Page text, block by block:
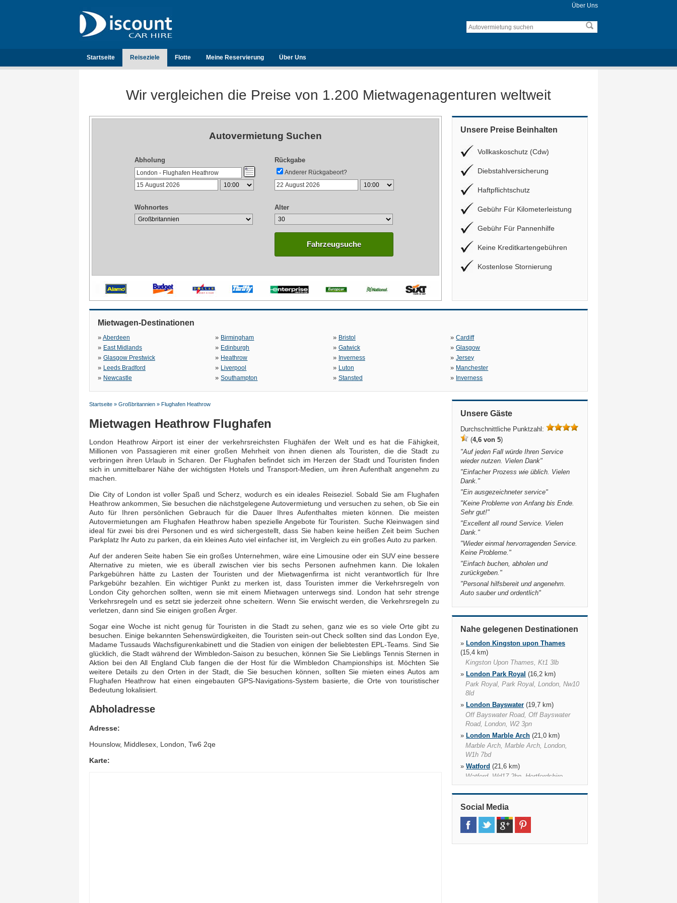
Über Uns
Startseite Reiseziele Flotte Meine Reservierung Über Uns
Wir vergleichen die Preise von 1.200 Mietwagenagenturen weltweit
Autovermietung Suchen
Abholung Rückgabe
Anderer Rückgabeort?
Wohnortes Alter
Fahrzeugsuche
Unsere Preise Beinhalten
Vollkaskoschutz (Cdw)
Diebstahlversicherung
Haftpflichtschutz
Gebühr Für Kilometerleistung
Gebühr Für Pannenhilfe
Keine Kreditkartengebühren
Kostenlose Stornierung
Mietwagen-Destinationen
» Aberdeen » Birmingham » Bristol »Cardiff
» East Midlands » Edinburgh » Gatwick »Glasgow
» Glasgow Prestwick » Heathrow » Inverness »Jersey
» Leeds Bradford » Liverpool » Luton » Manchester
» Newcastle »Southampton » Stansted » Inverness
Startseite » Großbritannien » Flughafen Heathrow
Mietwagen Heathrow Flughafen
London Heathrow Airport ist einer der verkehrsreichsten Flughäfen der Welt und es hat die Fähigkeit,
Millionen von Passagieren mit einer großen Mehrheit von ihnen dienen als Touristen, die die Stadt zu
verbringen ihren Urlaub in Scharen. Der Flughafen befindet sich im Herzen der Stadt und Touristen finden
sich in unmittelbarer Nähe der wichtigsten Hotels und Transport-Medien, um ihren Aufenthalt angenehm zu
machen.
Die City of London ist voller Spaß und Scherz, wodurch es ein ideales Reiseziel. Sobald Sie am Flughafen
Heathrow ankommen, Sie besuchen die nächstgelegene Autovermietung und versuchen zu sehen, ob Sie ein
Auto für Ihren persönlichen Gebrauch für die Dauer Ihres Aufenthaltes mieten können. Die meisten
Autovermietungen am Flughafen Heathrow haben spezielle Angebote für Touristen. Suche Kleinwagen sind
ideal für zwei bis drei Personen und es wird sichergestellt, dass Sie haben keine heißen Zeit beim Suchen
Parkplatz Ihr Auto zu parken, da ein kleines Auto viel einfacher ist, im Vergleich zu ein großes Auto zu parken.
Auf der anderen Seite haben Sie ein großes Unternehmen, wäre eine Limousine oder ein SUV eine bessere
Alternative zu mieten, wie es überall zwischen vier bis sechs Personen aufnehmen kann. Die lokalen
Parkgebühren hätte zu Lasten der Touristen und der Mietwagenfirma ist nicht verantwortlich für Ihre
Parkgebühr bezahlen. Ein wichtiger Punkt zu merken ist, dass Touristen immer die Verkehrsregeln von
London City gehorchen sollten, wenn sie mit einem Mietwagen unterwegs sind. London hat sehr strenge
Verkehrsregeln und es setzt sie jederzeit ohne scheitern. Wenn Sie erwischt werden, die Verkehrsregeln zu
verletzen, dann sind Sie einigen großen Ärger.
Sogar eine Woche ist nicht genug für Touristen in die Stadt zu sehen, ganz wie es so viele Orte gibt zu
besuchen. Einige bekannten Sehenswürdigkeiten, die Touristen sein-out Check sollten sind das London Eye,
Madame Tussauds Wachsfigurenkabinett und die Stadien von einigen der beliebtesten EPL-Teams. Sind Sie
glücklich, die Stadt während der Wimbledon-Saison zu besuchen, können Sie Sie Lieblings Tennis Sternen in
Aktion bei den All England Club fangen die der Host für die Wimbledon Championships ist. Möchten Sie
weitere Details zu den Orten in der Stadt, die Sie besuchen können, sollten Sie mieten eines Autos am
Flughafen Heathrow hat einen eingebauten GPS-Navigations-System basierte, die Orte von touristischer
Bedeutung lokalisiert.
Abholadresse
Adresse:
Hounslow, Middlesex, London, Tw6 2qe
Karte:
Unsere Gäste
Durchschnittliche Punktzahl:
(4,6 von 5)
"Auf jeden Fall würde Ihren Service
wieder nutzen. Vielen Dank"
"Einfacher Prozess wie üblich. Vielen
Dank. "
"Ein ausgezeichneter service"
"Keine Probleme von Anfang bis Ende.
Sehr gut!"
"Excellent all round Service. Vielen
Dank. "
"Wieder einmal hervorragenden Service.
Keine Probleme. "
"Einfach buchen, abholen und
zurückgeben. "
"Personal hilfsbereit und angenehm.
Auto sauber und ordentlich"
Nahe gelegenen Destinationen
» London Kingston upon Thames
(15,4 km)
Kingston Upon Thames, Kt1 3lb
» London Park Royal (16,2 km)
Park Royal, Park Royal, London, Nw10
8ld
» London Bayswater (19,7 km)
Off Bayswater Road, Off Bayswater
Road, London, W2 3pn
» London Marble Arch (21,0 km)
Marble Arch, Marble Arch, London,
W1h 7bd
» Watford (21,6 km)
Watford, Wd17 2hn, Hertfordshire
Garage, Finchley, N12 8qr
»London Bow(30,7 km)
411 Wick Lane, Bow, London, E3 2jg
Social Media